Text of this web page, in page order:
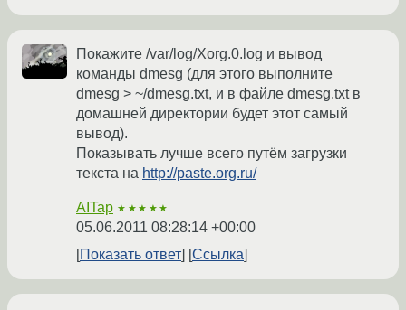
Покажите /var/log/Xorg.0.log и вывод
команды dmesg (для этого выполните
dmesg > ~/dmesg.txt, и в файле dmesg.txt в
домашней директории будет этот самый
вывод).
Показывать лучше всего путём загрузки
текста на http://paste.org.ru/
AITap ★★★★★
05.06.2011 08:28:14 +00:00
Показать ответ
Ссылка